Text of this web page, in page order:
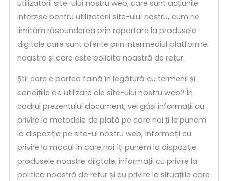
utilizatorii site-ului nostru web, care sunt acțiunile
interzise pentru utilizatorii site-ului nostru, cum ne
limităm răspunderea prin raportare la produsele
digitale care sunt oferite prin intermediul platformei
noastre și care este policita noastră de retur.
Știi care e partea faină în legătură cu termenii și
condițiile de utilizare ale site-ului nostru web? În
cadrul prezentului document, vei găsi informații cu
privire la metodele de plată pe care noi ți le punem
la dispoziție pe site-ul nostru web, informații cu
privire la modul în care noi îți punem la dispoziție
produsele noastre diigtale, informații cu privire la
politica noastră de retur și cu privire la situațiile care